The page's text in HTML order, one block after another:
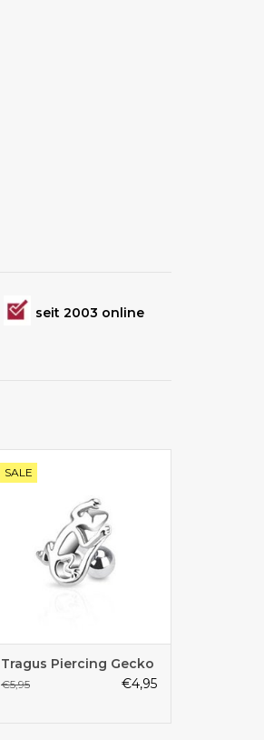
seit 2003 online
SALE
Tragus Piercing Gecko
€5,95 €4,95